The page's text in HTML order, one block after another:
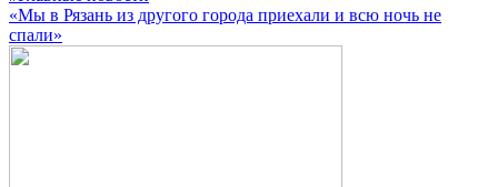
«Мы в Рязань из другого города приехали и всю ночь не
спали»